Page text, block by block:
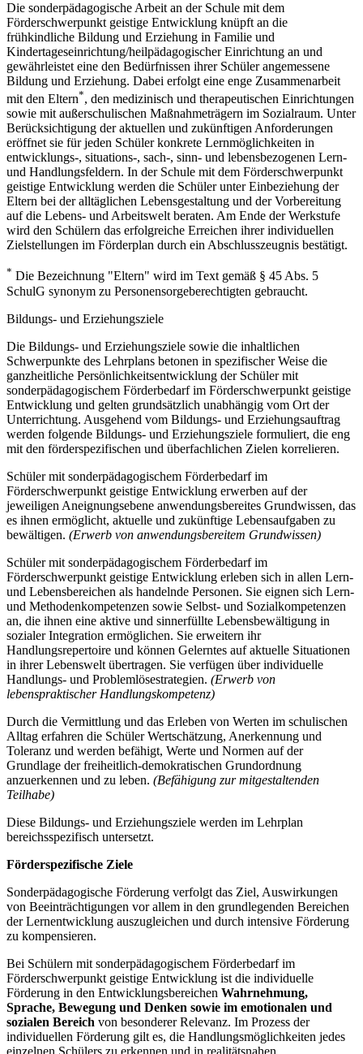
Die sonderpädagogische Arbeit an der Schule mit dem
Förderschwerpunkt geistige Entwicklung knüpft an die
frühkindliche Bildung und Erziehung in Familie und
Kindertageseinrichtung/heilpädagogischer Einrichtung an und
gewährleistet eine den Bedürfnissen ihrer Schüler angemessene
Bildung und Erziehung. Dabei erfolgt eine enge Zusammenarbeit
mit den Eltern*, den medizinisch und therapeutischen Einrichtungen
sowie mit außerschulischen Maßnahmeträgern im Sozialraum. Unter
Berücksichtigung der aktuellen und zukünftigen Anforderungen
eröffnet sie für jeden Schüler konkrete Lernmöglichkeiten in
entwicklungs-, situations-, sach-, sinn- und lebensbezogenen Lern-
und Handlungsfeldern. In der Schule mit dem Förderschwerpunkt
geistige Entwicklung werden die Schüler unter Einbeziehung der
Eltern bei der alltäglichen Lebensgestaltung und der Vorbereitung
auf die Lebens- und Arbeitswelt beraten. Am Ende der Werkstufe
wird den Schülern das erfolgreiche Erreichen ihrer individuellen
Zielstellungen im Förderplan durch ein Abschlusszeugnis bestätigt.
* Die Bezeichnung "Eltern" wird im Text gemäß § 45 Abs. 5
SchulG synonym zu Personensorgeberechtigten gebraucht.
Bildungs- und Erziehungsziele
Die Bildungs- und Erziehungsziele sowie die inhaltlichen
Schwerpunkte des Lehrplans betonen in spezifischer Weise die
ganzheitliche Persönlichkeitsentwicklung der Schüler mit
sonderpädagogischem Förderbedarf im Förderschwerpunkt geistige
Entwicklung und gelten grundsätzlich unabhängig vom Ort der
Unterrichtung. Ausgehend vom Bildungs- und Erziehungsauftrag
werden folgende Bildungs- und Erziehungsziele formuliert, die eng
mit den förderspezifischen und überfachlichen Zielen korrelieren.
Schüler mit sonderpädagogischem Förderbedarf im
Förderschwerpunkt geistige Entwicklung erwerben auf der
jeweiligen Aneignungsebene anwendungsbereites Grundwissen, das
es ihnen ermöglicht, aktuelle und zukünftige Lebensaufgaben zu
bewältigen. (Erwerb von anwendungsbereitem Grundwissen)
Schüler mit sonderpädagogischem Förderbedarf im
Förderschwerpunkt geistige Entwicklung erleben sich in allen Lern-
und Lebensbereichen als handelnde Personen. Sie eignen sich Lern-
und Methodenkompetenzen sowie Selbst- und Sozialkompetenzen
an, die ihnen eine aktive und sinnerfüllte Lebensbewältigung in
sozialer Integration ermöglichen. Sie erweitern ihr
Handlungsrepertoire und können Gelerntes auf aktuelle Situationen
in ihrer Lebenswelt übertragen. Sie verfügen über individuelle
Handlungs- und Problemlösestrategien. (Erwerb von
lebenspraktischer Handlungskompetenz)
Durch die Vermittlung und das Erleben von Werten im schulischen
Alltag erfahren die Schüler Wertschätzung, Anerkennung und
Toleranz und werden befähigt, Werte und Normen auf der
Grundlage der freiheitlich-demokratischen Grundordnung
anzuerkennen und zu leben. (Befähigung zur mitgestaltenden
Teilhabe)
Diese Bildungs- und Erziehungsziele werden im Lehrplan
bereichsspezifisch untersetzt.
Förderspezifische Ziele
Sonderpädagogische Förderung verfolgt das Ziel, Auswirkungen
von Beeinträchtigungen vor allem in den grundlegenden Bereichen
der Lernentwicklung auszugleichen und durch intensive Förderung
zu kompensieren.
Bei Schülern mit sonderpädagogischem Förderbedarf im
Förderschwerpunkt geistige Entwicklung ist die individuelle
Förderung in den Entwicklungsbereichen Wahrnehmung,
Sprache, Bewegung und Denken sowie im emotionalen und
sozialen Bereich von besonderer Relevanz. Im Prozess der
individuellen Förderung gilt es, die Handlungsmöglichkeiten jedes
einzelnen Schülers zu erkennen und in realitätsnahen